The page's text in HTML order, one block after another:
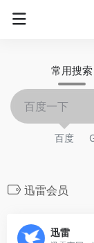
常用搜索
百度
迅雷会员
迅雷